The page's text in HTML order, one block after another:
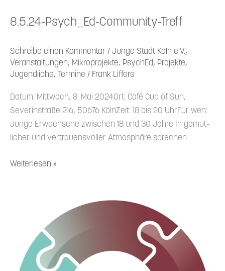
8.5.24-Psych_Ed-Community-Treff
Schreibe einen Kommentar / Junge Stadt Köln e.V.,
Veranstaltungen, Mikroprojekte, PsychEd , Projekte,
Jugendliche, Termine / Frank Liffers
Datum: Mittwoch, 8. Mai 2024Ort: Café Cup of Sun,
Severin­straße 216, 50676 KölnZeit: 18 bis 20 UhrFür wen:
Junge Erwachsene zwischen 18 und 30 Jahre In gemüt­
licher und vertrau­ens­voller Atmosphäre sprechen
Weiterlesen »
Community-